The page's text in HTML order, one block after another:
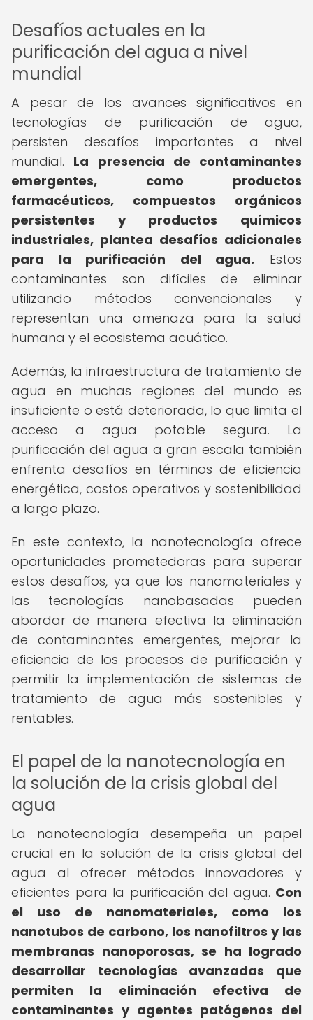
Desafíos actuales en la
purificación del agua a nivel
mundial
A pesar de los avances significativos en
tecnologías de purificación de agua,
persisten desafíos importantes a nivel
mundial. La presencia de contaminantes
emergentes, como productos
farmacéuticos, compuestos orgánicos
persistentes y productos químicos
industriales, plantea desafíos adicionales
para la purificación del agua. Estos
contaminantes son difíciles de eliminar
utilizando métodos convencionales y
representan una amenaza para la salud
humana y el ecosistema acuático.
Además, la infraestructura de tratamiento de
agua en muchas regiones del mundo es
insuficiente o está deteriorada, lo que limita el
acceso a agua potable segura. La
purificación del agua a gran escala también
enfrenta desafíos en términos de eficiencia
energética, costos operativos y sostenibilidad
a largo plazo.
En este contexto, la nanotecnología ofrece
oportunidades prometedoras para superar
estos desafíos, ya que los nanomateriales y
las tecnologías nanobasadas pueden
abordar de manera efectiva la eliminación
de contaminantes emergentes, mejorar la
eficiencia de los procesos de purificación y
permitir la implementación de sistemas de
tratamiento de agua más sostenibles y
rentables.
El papel de la nanotecnología en
la solución de la crisis global del
agua
La nanotecnología desempeña un papel
crucial en la solución de la crisis global del
agua al ofrecer métodos innovadores y
eficientes para la purificación del agua. Con
el uso de nanomateriales, como los
nanotubos de carbono, los nanofiltros y las
membranas nanoporosas, se ha logrado
desarrollar tecnologías avanzadas que
permiten la eliminación efectiva de
contaminantes y agentes patógenos del